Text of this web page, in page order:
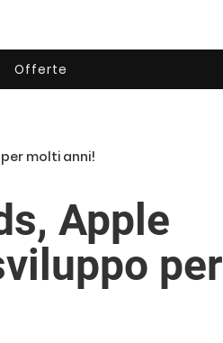
Offerte
molti anni!
Apple
per